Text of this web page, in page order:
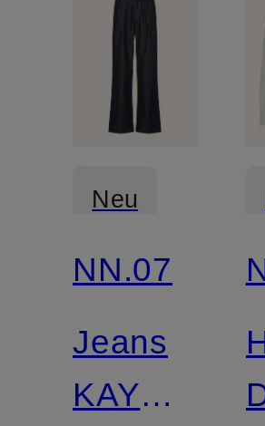
Neu
Zertifiziert
NN.07
Jeans
KAY